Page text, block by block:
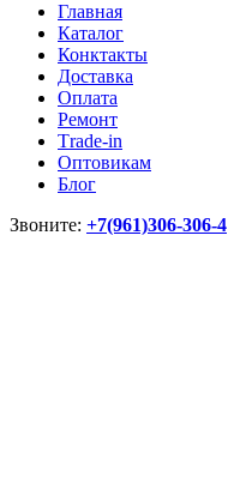
Главная
Каталог
Конктакты
Доставка
Оплата
Ремонт
Тrade-in
Оптовикам
Блог
Звоните: +7(961)306-306-4